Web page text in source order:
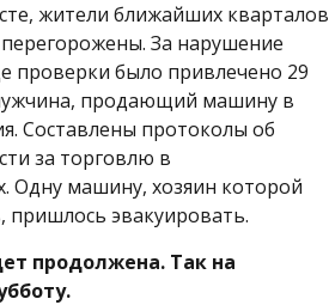
жители ближайших кварталов
За нарушение
проверки было привлечено 29
продающий машину в
Составлены протоколы об
за торговлю в
Одну машину, хозяин которой
пришлось эвакуировать.
продолжена. Так на